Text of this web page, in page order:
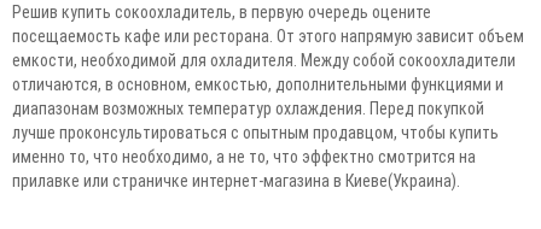
Решив купить сокоохладитель, в первую очередь оцените
посещаемость кафе или ресторана. От этого напрямую зависит объем
емкости, необходимой для охладителя. Между собой сокоохладители
отличаются, в основном, емкостью, дополнительными функциями и
диапазонам возможных температур охлаждения. Перед покупкой
лучше проконсультироваться с опытным продавцом, чтобы купить
именно то, что необходимо, а не то, что эффектно смотрится на
прилавке или страничке интернет-магазина в Киеве(Украина).